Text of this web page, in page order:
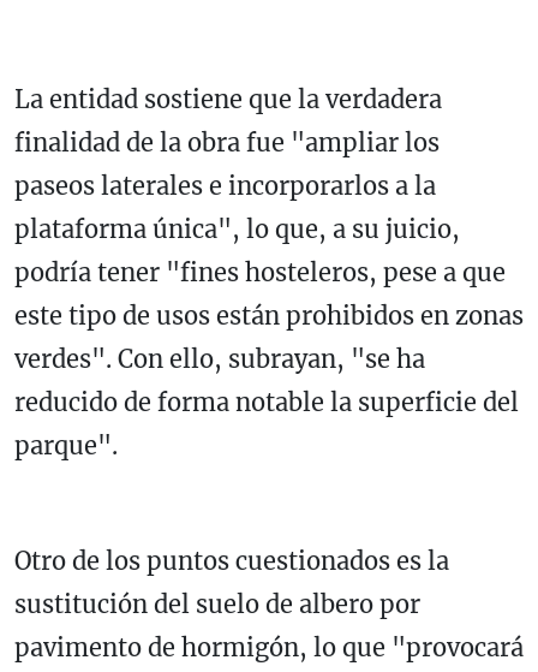
La entidad sostiene que la verdadera
finalidad de la obra fue "ampliar los
paseos laterales e incorporarlos a la
plataforma única", lo que, a su juicio,
podría tener "fines hosteleros, pese a que
este tipo de usos están prohibidos en zonas
verdes". Con ello, subrayan, "se ha
reducido de forma notable la superficie del
parque".
Otro de los puntos cuestionados es la
sustitución del suelo de albero por
pavimento de hormigón, lo que "provocará